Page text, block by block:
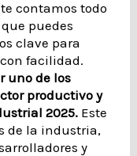
contamos todo
puedes
clave para
facilidad.
uno de los
productivo y
2025. Este
de la industria,
y